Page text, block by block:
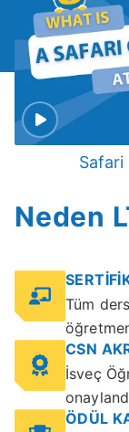
Safari
Neden
Tüm
CSN
İsveç
ÖDÜL